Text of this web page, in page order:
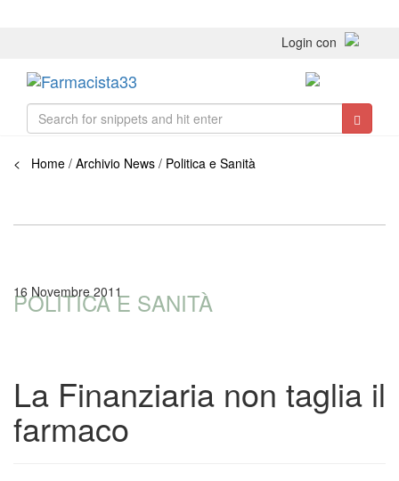
Login con
< Home / Archivio News / Politica e Sanità
POLITICA E SANITÀ
16 Novembre 2011
La Finanziaria non taglia il
farmaco